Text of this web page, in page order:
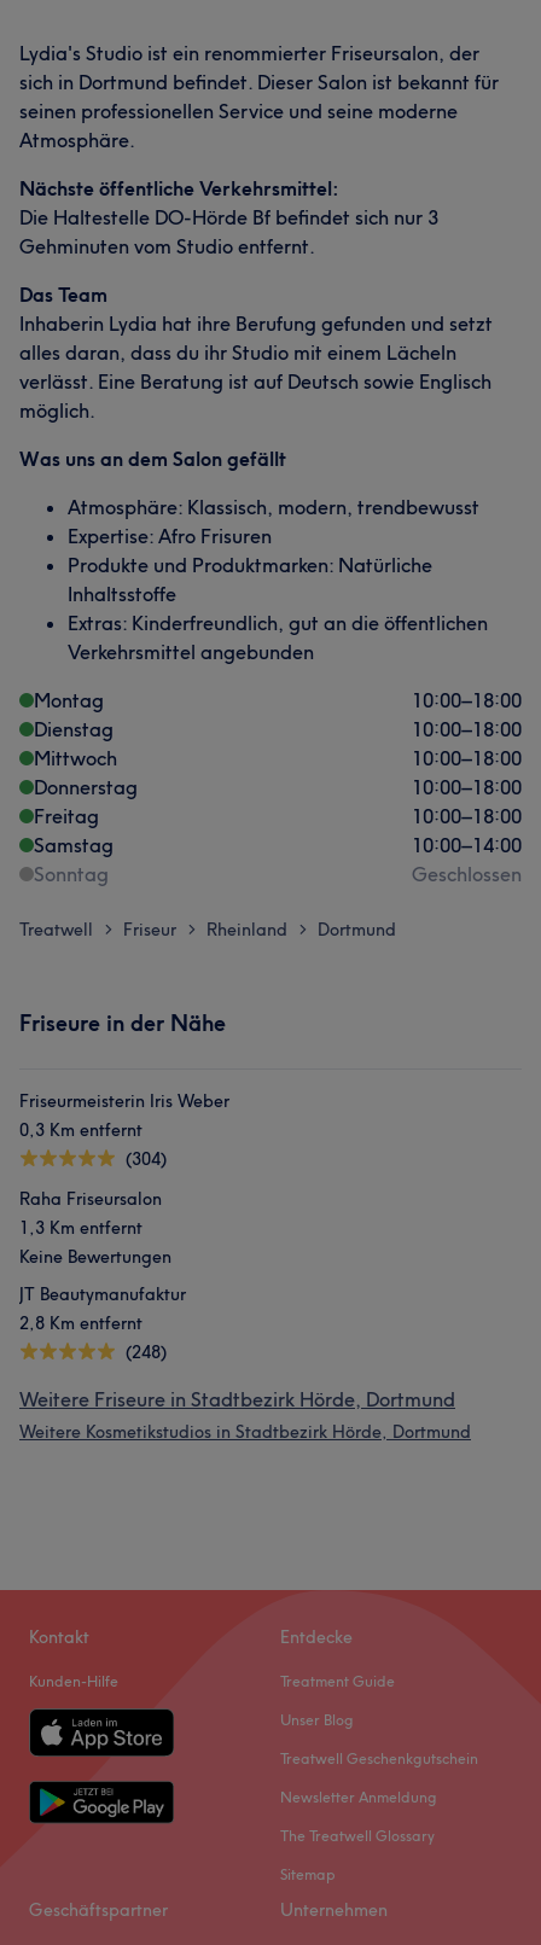
Lydia's Studio ist ein renommierter Friseursalon, der
sich in Dortmund befindet. Dieser Salon ist bekannt für
seinen professionellen Service und seine moderne
Atmosphäre.
Nächste öffentliche Verkehrsmittel:
Die Haltestelle DO-Hörde Bf befindet sich nur 3
Gehminuten vom Studio entfernt.
Das Team
Inhaberin Lydia hat ihre Berufung gefunden und setzt
alles daran, dass du ihr Studio mit einem Lächeln
verlässt. Eine Beratung ist auf Deutsch sowie Englisch
möglich.
Was uns an dem Salon gefällt
Atmosphäre: Klassisch, modern, trendbewusst
Expertise: Afro Frisuren
Produkte und Produktmarken: Natürliche
Inhaltsstoffe
Extras: Kinderfreundlich, gut an die öffentlichen
Verkehrsmittel angebunden
Montag
10:00–18:00
Dienstag
10:00–18:00
Mittwoch
10:00–18:00
Donnerstag
10:00–18:00
Freitag
10:00–18:00
Samstag
10:00–14:00
Sonntag
Geschlossen
Treatwell > Friseur > Rheinland > Dortmund
Friseure in der Nähe
Friseurmeisterin Iris Weber
0,3 Km entfernt
(304)
Raha Friseursalon
1,3 Km entfernt
Keine Bewertungen
JT Beautymanufaktur
2,8 Km entfernt
(248)
Weitere Friseure in Stadtbezirk Hörde, Dortmund
Weitere Kosmetikstudios in Stadtbezirk Hörde, Dortmund
Kontakt
Kunden-Hilfe
Entdecke
Treatment Guide
Unser Blog
Treatwell Geschenkgutschein
Newsletter Anmeldung
The Treatwell Glossary
Sitemap
Geschäftspartner Unternehmen